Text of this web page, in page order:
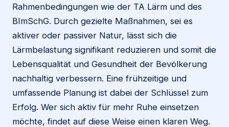
Rahmenbedingungen wie der TA Lärm und des
BImSchG. Durch gezielte Maßnahmen, sei es
aktiver oder passiver Natur, lässt sich die
Lärmbelastung signifikant reduzieren und somit die
Lebensqualität und Gesundheit der Bevölkerung
nachhaltig verbessern. Eine frühzeitige und
umfassende Planung ist dabei der Schlüssel zum
Erfolg. Wer sich aktiv für mehr Ruhe einsetzen
möchte, findet auf diese Weise einen klaren Weg.